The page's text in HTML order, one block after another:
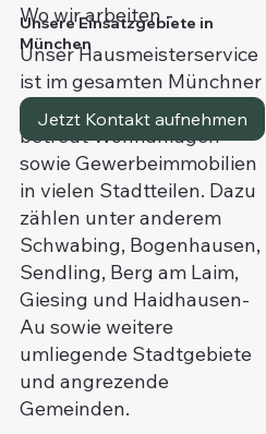
Wo wir arbeiten -
Unsere Einsatzgebiete in
München
Unser Hausmeisterservice
ist im gesamten Münchner
Stadtgebiet im Einsatz und
betreut Wohnanlagen
sowie Gewerbeimmobilien
in vielen Stadtteilen. Dazu
zählen unter anderem
Schwabing, Bogenhausen,
Sendling, Berg am Laim,
Giesing und Haidhausen-
Au sowie weitere
umliegende Stadtgebiete
und angrezende
Gemeinden.
Jetzt Kontakt aufnehmen